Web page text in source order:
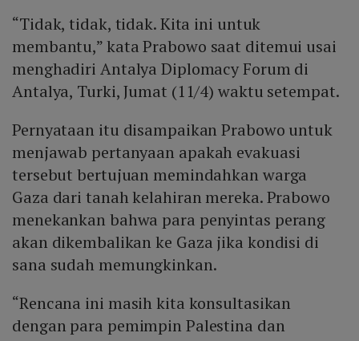
“Tidak, tidak, tidak. Kita ini untuk
membantu,” kata Prabowo saat ditemui usai
menghadiri Antalya Diplomacy Forum di
Antalya, Turki, Jumat (11/4) waktu setempat.
Pernyataan itu disampaikan Prabowo untuk
menjawab pertanyaan apakah evakuasi
tersebut bertujuan memindahkan warga
Gaza dari tanah kelahiran mereka. Prabowo
menekankan bahwa para penyintas perang
akan dikembalikan ke Gaza jika kondisi di
sana sudah memungkinkan.
“Rencana ini masih kita konsultasikan
dengan para pemimpin Palestina dan